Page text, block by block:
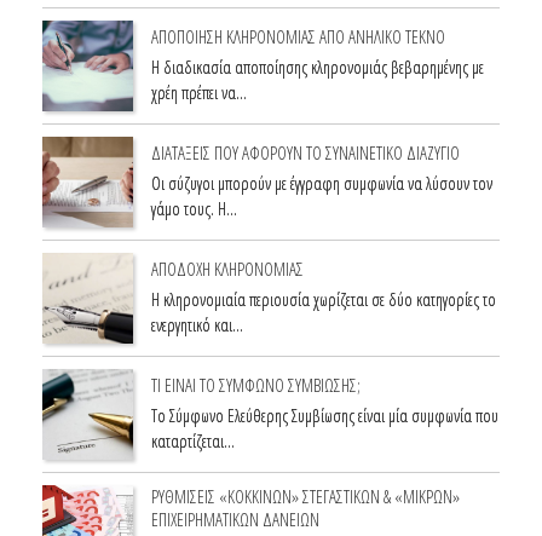
ΑΠΟΠΟΙΗΣΗ ΚΛΗΡΟΝΟΜΙΑΣ ΑΠΟ ΑΝΗΛΙΚΟ ΤΕΚΝΟ
Η διαδικασία αποποίησης κληρονομιάς βεβαρημένης με
χρέη πρέπει να…
ΔΙΑΤΑΞΕΙΣ ΠΟΥ ΑΦΟΡΟΥΝ ΤΟ ΣΥΝΑΙΝΕΤΙΚΟ ΔΙΑΖΥΓΙΟ
Οι σύζυγοι μπορούν με έγγραφη συμφωνία να λύσουν τον
γάμο τους. Η…
ΑΠΟΔΟΧΗ ΚΛΗΡΟΝΟΜΙΑΣ
Η κληρονομιαία περιουσία χωρίζεται σε δύο κατηγορίες το
ενεργητικό και…
ΤΙ ΕΙΝΑΙ ΤΟ ΣΥΜΦΩΝΟ ΣΥΜΒΙΩΣΗΣ;
Το Σύμφωνο Ελεύθερης Συμβίωσης είναι μία συμφωνία που
καταρτίζεται…
ΡΥΘΜΙΣΕΙΣ «ΚΟΚΚΙΝΩΝ» ΣΤΕΓΑΣΤΙΚΩΝ & «ΜΙΚΡΩΝ»
ΕΠΙΧΕΙΡΗΜΑΤΙΚΩΝ ΔΑΝΕΙΩΝ